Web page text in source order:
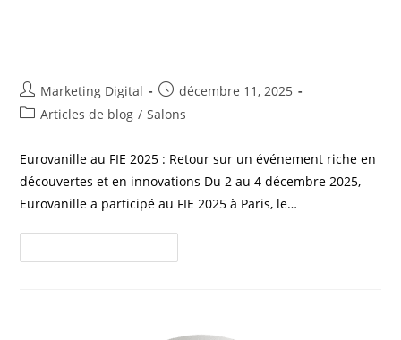
Marketing Digital
décembre 11, 2025
Articles de blog / Salons
Eurovanille au FIE 2025 : Retour sur un événement riche en
découvertes et en innovations Du 2 au 4 décembre 2025,
Eurovanille a participé au FIE 2025 à Paris, le…